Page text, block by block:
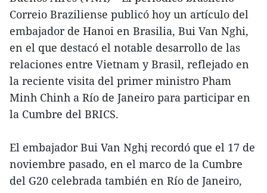
Correio Braziliense publicó hoy un artículo del
embajador de Hanoi en Brasilia, Bui Van Nghi,
en el que destacó el notable desarrollo de las
relaciones entre Vietnam y Brasil, reflejado en
la reciente visita del primer ministro Pham
Minh Chinh a Río de Janeiro para participar en
la Cumbre del BRICS.
El embajador Bui Van Nghị recordó que el 17 de
noviembre pasado, en el marco de la Cumbre
del G20 celebrada también en Río de Janeiro,